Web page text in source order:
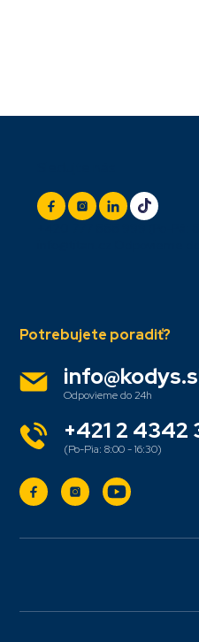
info@
+421 2 4342